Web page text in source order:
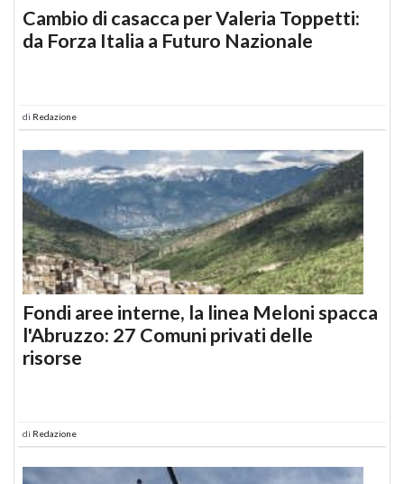
Cambio di casacca per Valeria Toppetti:
da Forza Italia a Futuro Nazionale
di Redazione
Fondi aree interne, la linea Meloni spacca
l'Abruzzo: 27 Comuni privati delle
risorse
di Redazione